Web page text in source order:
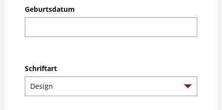
Geburtsdatum
Schriftart